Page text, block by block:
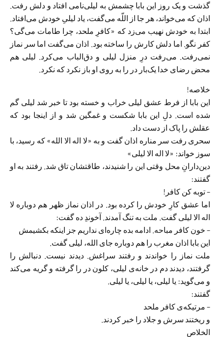
گذشت و یک روز این بابا چشمش به لیلی‌نامى افتاد و دلش رفت.
اذان که مى‌خواند، هر جا از اللّه مى‌گفت، یاد لیلىِ خودش مى‌افتاد.
ابتدا به خودش نهیب مى‌زد که «کافرِ ملحد، چرا طامات مى‌گى؟
کفر نگو. اما دلش کارش را ساخته بود. اذان مى‌گفت اما سر نماز
نمى‌رفت. مى‌رفت درِ منزل لیلی و دق‌‌الباب مى‌کرد. لیلى هم
محض رضاى خدا یک‌بار در را به روى او باز نکرد که نکرد.
خلاصه!
این بابا از فرط عشق لیلى خراب و خسته بود تا خبر شد لیلى گم
شده است. دلِ این بابا شکست و غمگین شد و از اینجا بود که
عقلش را پاک از دست داد.
سحرى رفت سر مناره اذان گفت و به «لا اله الا الله» که رسید، با
سوز خواند: «لا اله الا لیلى»
دین‌دارانِ محل وقتى این را شنیدند، طاقتشان تاق شد. رفتند به او
گفتند:
– توبه کن کافر!
اما عشق کارِ خودش را کرده بود. در اذان نماز ظهر هم دوباره لا
اله الا لیلى گفت. ملت به تنگ آمدند. آخوندِ ده گفت:
– خون کافر مباحه. ادامه بده چاره‌ای نداریم جز اینکه بکشیمش
این بابا اذان مغرب را هم دوباره جای الله، لیلی گفت.
ملت نماز را خواندند و رفتند سراغش. دیدند نیست. دنبالش را
گرفتند، دیدند دم در خانه‌ی لیلى، کلون در را گرفته و گریه مى‌کند
و مى‌گوید: یا لیلی، یا لیلى، یا لیلى.
گفتند:
– مرتیکه‌ى کافر ملحد
و ریختند سرش و جلاد را خبر کردند.
الخلاص